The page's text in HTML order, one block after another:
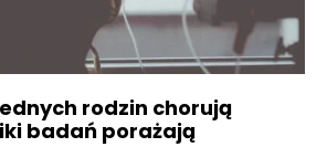
rodzin chorują
badań porażają